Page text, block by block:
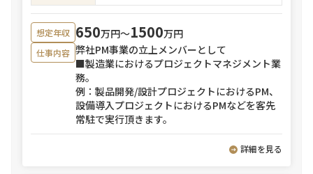
想定年収 650万円〜1500万円
仕事内容 弊社PM事業の立上メンバーとして
■製造業におけるプロジェクトマネジメント業
務。
例：製品開発/設計プロジェクトにおけるPM、
設備導入プロジェクトにおけるPMなどを客先
常駐で実行頂きます。
詳細を見る